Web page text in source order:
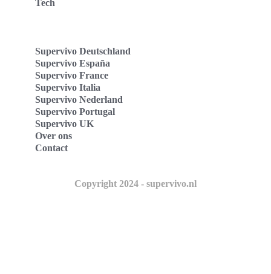
Tech
Supervivo Deutschland
Supervivo España
Supervivo France
Supervivo Italia
Supervivo Nederland
Supervivo Portugal
Supervivo UK
Over ons
Contact
Copyright 2024 - supervivo.nl